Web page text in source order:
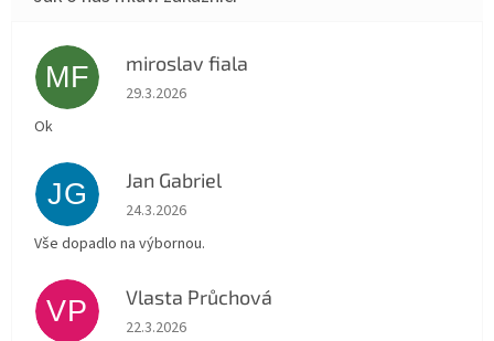
MF miroslav fiala
Hodnocení obchodu je 5 z 5 hvězdiček.
29.3.2026
Ok
JG Jan Gabriel
Hodnocení obchodu je 5 z 5 hvězdiček.
24.3.2026
Vše dopadlo na výbornou.
VP Vlasta Průchová
Hodnocení obchodu je 5 z 5 hvězdiček.
22.3.2026